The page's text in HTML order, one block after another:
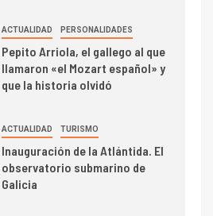
ACTUALIDAD PERSONALIDADES
Pepito Arriola, el gallego al que
llamaron «el Mozart español» y
que la historia olvidó
ACTUALIDAD TURISMO
Inauguración de la Atlántida. El
observatorio submarino de
Galicia